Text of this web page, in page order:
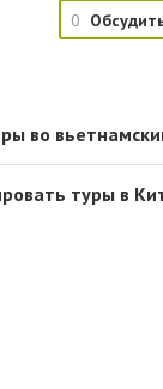
0
во
туры в